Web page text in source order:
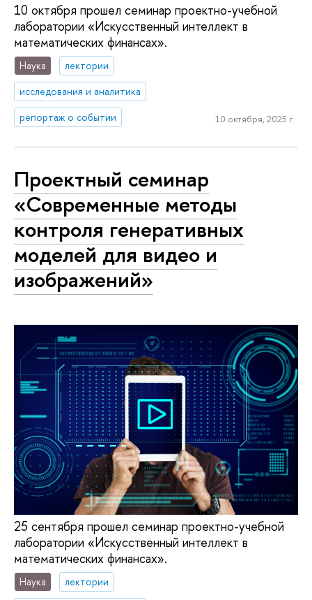
10 октября прошел семинар проектно-учебной
лаборатории «Искусственный интеллект в
математических финансах».
Наука
лектории
исследования и аналитика
репортаж о событии
10 октября, 2025 г.
Проектный семинар
«Современные методы
контроля генеративных
моделей для видео и
изображений»
25 сентября прошел семинар проектно-учебной
лаборатории «Искусственный интеллект в
математических финансах».
Наука
лектории